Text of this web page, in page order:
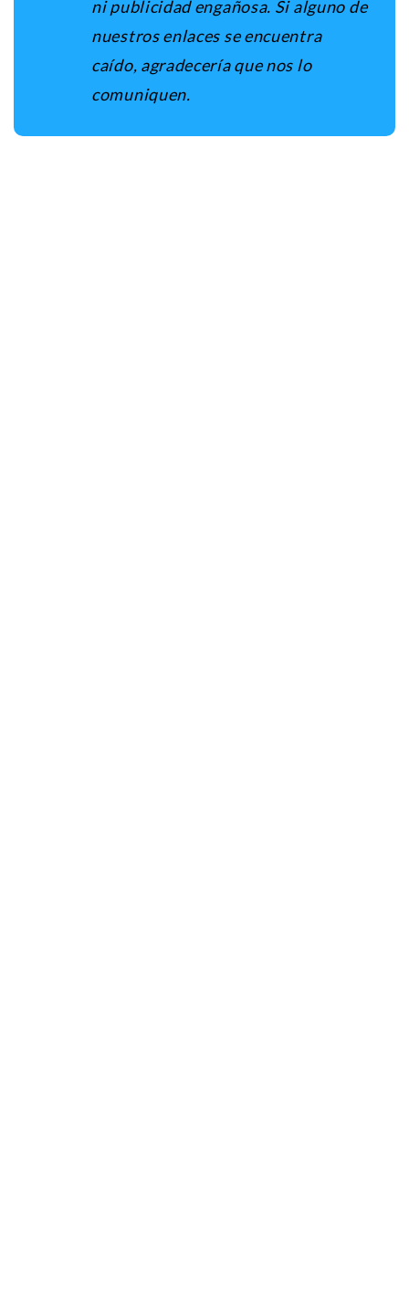
ni publicidad engañosa. Si alguno de
nuestros enlaces se encuentra
caído, agradecería que nos lo
comuniquen.